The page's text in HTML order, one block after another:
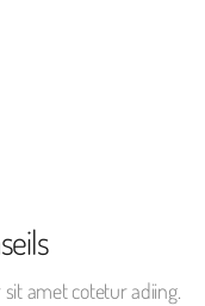
amet cotetur adiing.